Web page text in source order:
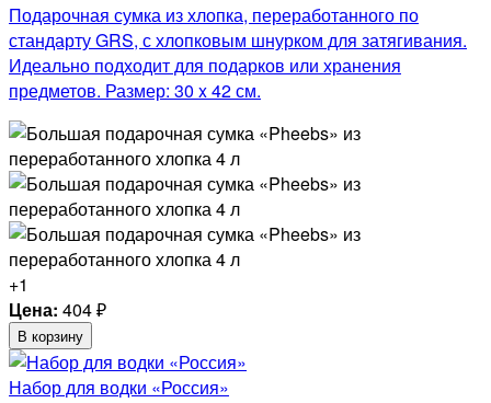
Подарочная сумка из хлопка, переработанного по
стандарту GRS, с хлопковым шнурком для затягивания.
Идеально подходит для подарков или хранения
предметов. Размер: 30 x 42 см.
+1
Цена: 404₽
В корзину
Набор для водки «Россия»